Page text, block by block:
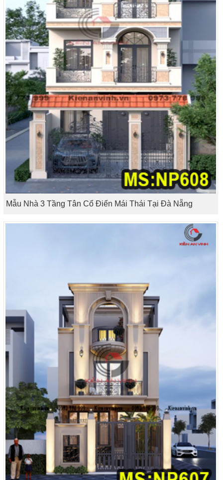
Mẫu Nhà 3 Tầng Tân Cổ Điển Mái Thái Tại Đà Nẵng